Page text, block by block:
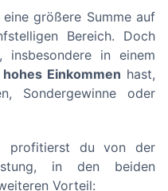
größere Summe auf
Bereich. Doch
in einem
hohes Einkommen hast,
Sondergewinne oder
profitierst du von der
in den beiden
Vorteil: